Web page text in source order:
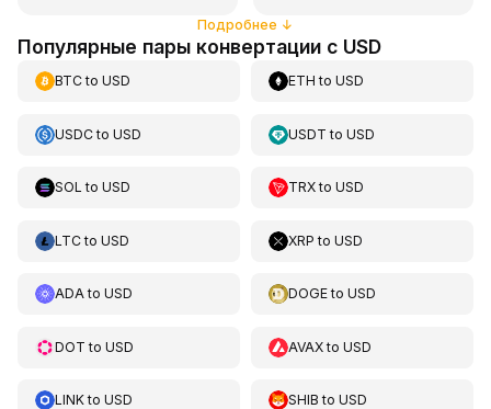
Подробнее ↓
Популярные пары конвертации с USD
BTCto USD ETH toUSD
USDCto USD USDT toUSD
SOL to USD TRXtoUSD
LTCto USD XRP toUSD
ADAto USD DOGEtoUSD
DOT to USD AVAXtoUSD
LINKto USD SHIB toUSD